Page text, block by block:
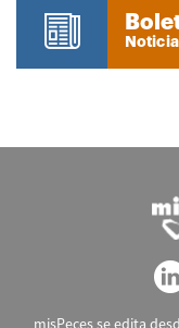
misPeces se edita